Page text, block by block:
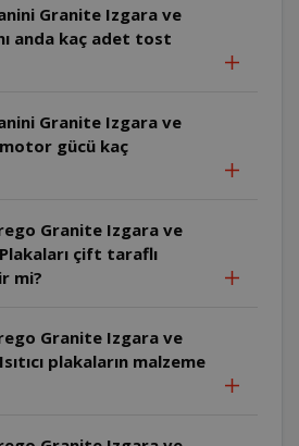
Granite Izgara ve
anda kaç adet tost
Granite Izgara ve
gücü kaç
Granite Izgara ve
çift taraflı
mi?
Granite Izgara ve
plakaların malzeme